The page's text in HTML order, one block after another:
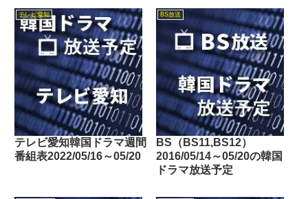
テレビ愛知
テレビ愛知韓国ドラマ週間
番組表2022/05/16～05/20
BS放送
BS（BS11,BS12）
2016/05/14～05/20の韓国
ドラマ放送予定